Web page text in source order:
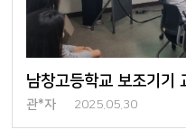
남창고등학교 보조기기
관*자 2025.05.30